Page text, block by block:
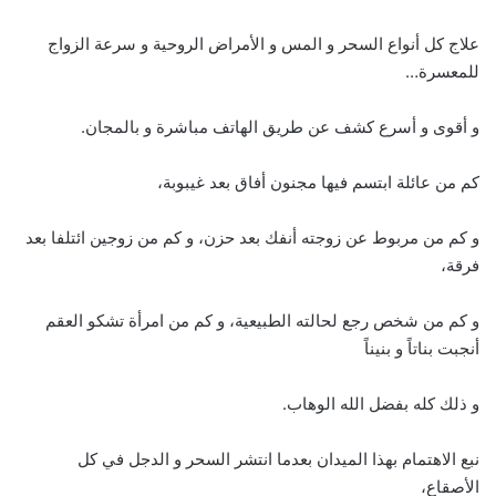
علاج كل أنواع السحر و المس و الأمراض الروحية و سرعة الزواج
للمعسرة…
و أقوى و أسرع كشف عن طريق الهاتف مباشرة و بالمجان.
كم من عائلة ابتسم فيها مجنون أفاق بعد غيبوبة،
و كم من مربوط عن زوجته أنفك بعد حزن، و كم من زوجين ائتلفا بعد
فرقة،
و كم من شخص رجع لحالته الطبيعية، و كم من امرأة تشكو العقم
أنجبت بناتاً و بنيناً
و ذلك كله بفضل الله الوهاب.
نبع الاهتمام بهذا الميدان بعدما انتشر السحر و الدجل في كل
الأصقاع،